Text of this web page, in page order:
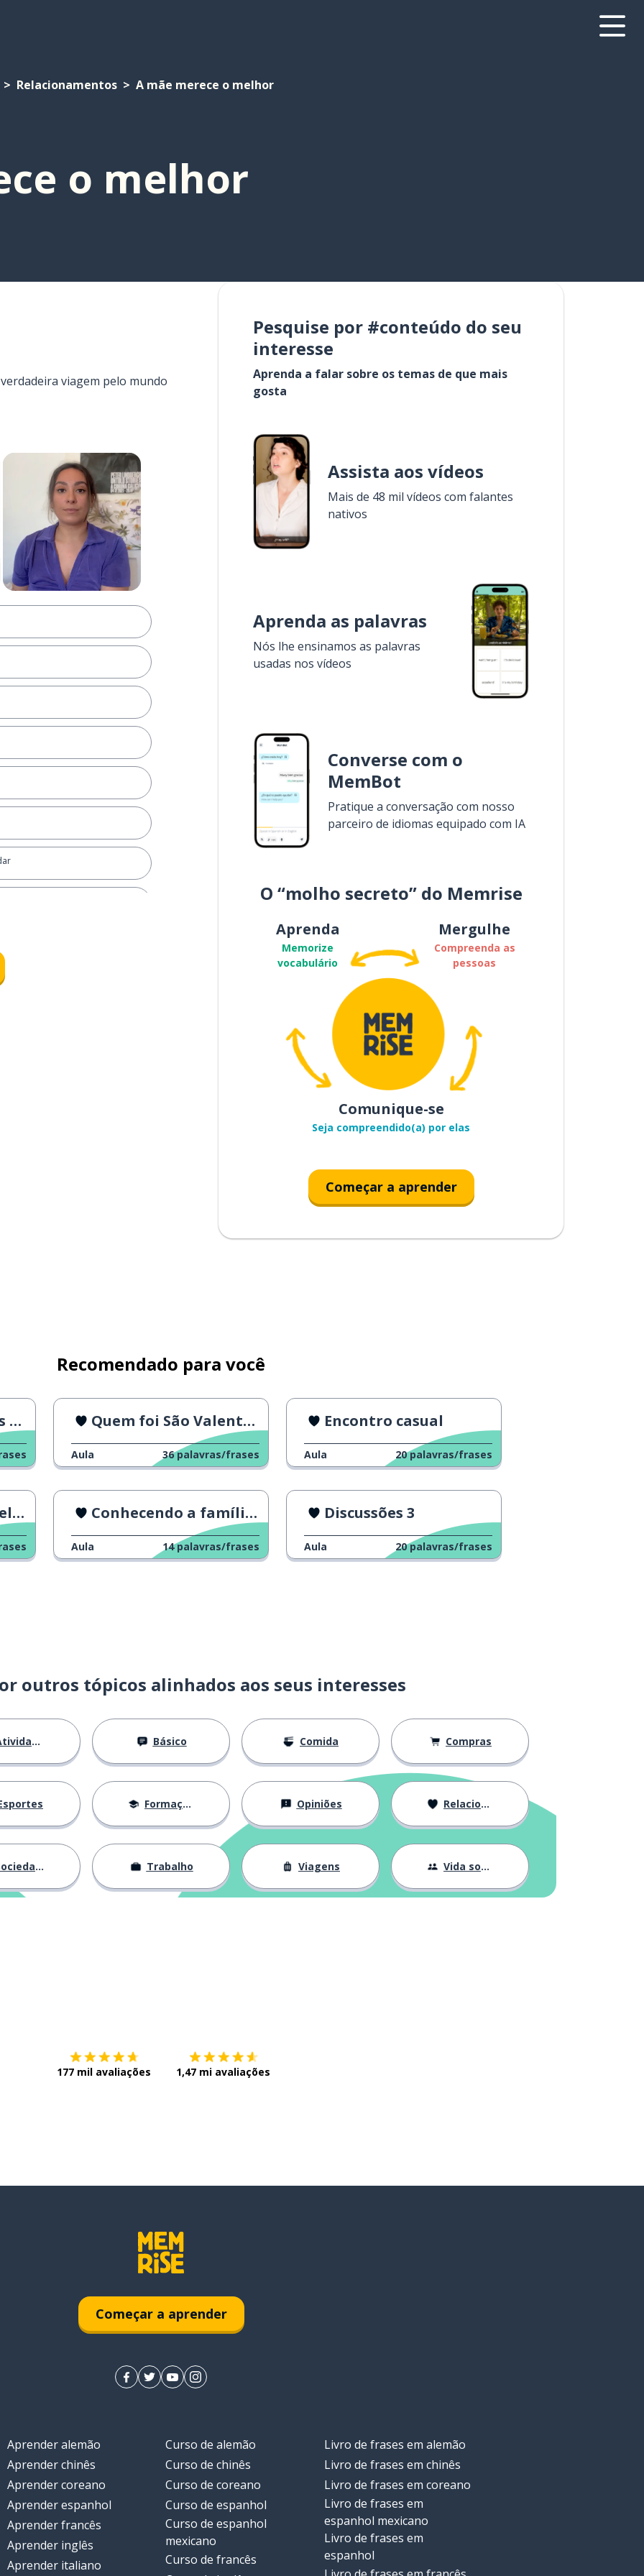
Relacionamentos A mãe merece o melhor
o melhor
viagem pelo mundo
(odor)
Pesquise por #conteúdo do seu
interesse
Aprenda a falar sobre os temas de que mais
gosta
Assista aos vídeos
Mais de 48 mil vídeos com falantes
nativos
Aprenda as palavras
Nós lhe ensinamos as palavras
usadas nos vídeos
Converse com o
MemBot
Pratique a conversação com nosso
parceiro de idiomas equipado com IA
O “molho secreto” do Memrise
Aprenda
Memorize
vocabulário
Mergulhe
Compreenda as
pessoas
Comunique-se
Seja compreendido(a) por elas
Começar a aprender
Recomendado para você
Quem foi São Valentim?
Aula 36 palavras/frases
Encontro casual
Aula 20 palavras/frases
Conhecendo a família dela
Aula 14 palavras/frases
Discussões 3
Aula 20 palavras/frases
outros tópicos alinhados aos seus interesses
Básico Comida Compras
Formação Opiniões Relacionamentos
Trabalho Viagens Vida social
177 mil avaliações 1,47 mi avaliações
Começar a aprender
Aprender alemão
Aprender chinês
Aprender coreano
Aprender espanhol
Aprender francês
Aprender inglês
Aprender italiano
Curso de alemão
Curso de chinês
Curso de coreano
Curso de espanhol
Curso de espanhol
mexicano
Curso de francês
Livro de frases em alemão
Livro de frases em chinês
Livro de frases em coreano
Livro de frases em
espanhol mexicano
Livro de frases em
espanhol